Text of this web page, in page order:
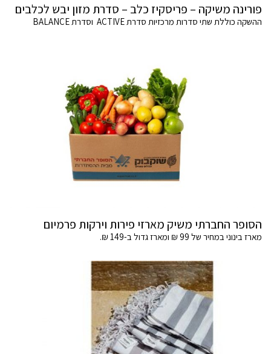
פורינה משיקה – פריסקיז כלב – סדרת מזון יבש לכלבים
ההשקה כוללת שתי סדרות מרכזיות סדרת ACTIVE וסדרת BALANCE
הסופר החברתי משיק מארזי פירות וירקות פרמיום
מארז בינוני במחיר של 99 ₪ ומארז גדול ב-149 ₪.